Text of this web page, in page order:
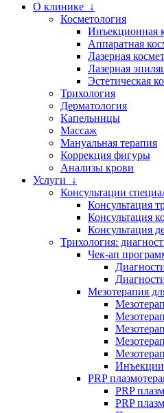
О клинике ↓
Косметология
Инъекционная
Аппаратная
Лазерная
Лазерная
Эстетическая
Трихология
Дерматология
Капельницы
Массаж
Мануальная терапия
Коррекция фигуры
Анализы крови
Услуги ↓
Консультации
Консультация
Консультация
Консультация
Трихология:
Чек-ап
Мезотерапия
PRP
PRP
PRP